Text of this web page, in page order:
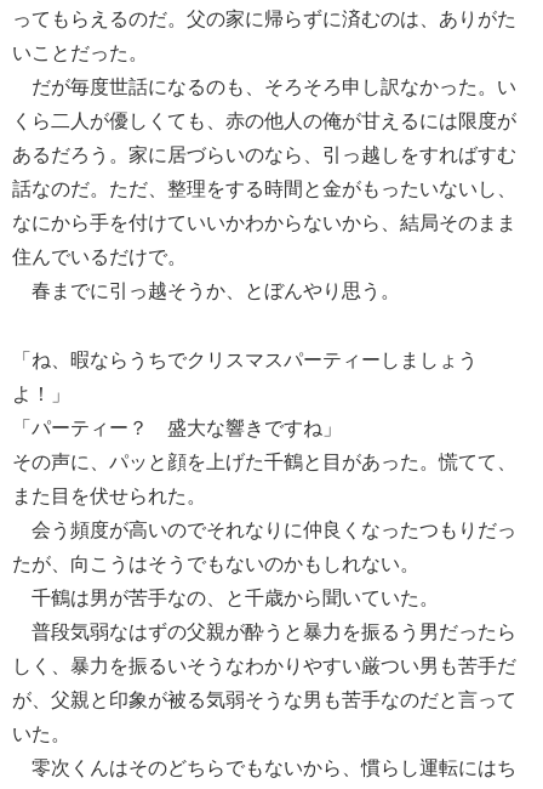
ってもらえるのだ。父の家に帰らずに済むのは、ありがた
いことだった。
だが毎度世話になるのも、そろそろ申し訳なかった。い
くら二人が優しくても、赤の他人の俺が甘えるには限度が
あるだろう。家に居づらいのなら、引っ越しをすればすむ
話なのだ。ただ、整理をする時間と金がもったいないし、
なにから手を付けていいかわからないから、結局そのまま
住んでいるだけで。
春までに引っ越そうか、とぼんやり思う。
「ね、暇ならうちでクリスマスパーティーしましょう
よ！」
「パーティー？ 盛大な響きですね」
その声に、パッと顔を上げた千鶴と目があった。慌てて、
また目を伏せられた。
会う頻度が高いのでそれなりに仲良くなったつもりだっ
たが、向こうはそうでもないのかもしれない。
千鶴は男が苦手なの、と千歳から聞いていた。
普段気弱なはずの父親が酔うと暴力を振るう男だったら
しく、暴力を振るいそうなわかりやすい厳つい男も苦手だ
が、父親と印象が被る気弱そうな男も苦手なのだと言って
いた。
零次くんはそのどちらでもないから、慣らし運転にはち